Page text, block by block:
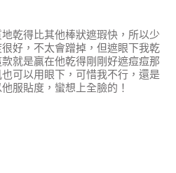
乾得比其他棒狀遮瑕快，所以少
好，不太會蹭掉，但遮眼下我乾
就是贏在他乾得剛剛好遮痘痘那
可以用眼下，可惜我不行，還是
服貼度，蠻想上全臉的！